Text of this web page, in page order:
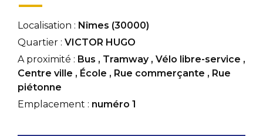
Localisation : Nîmes (30000)
Quartier : VICTOR HUGO
A proximité : Bus , Tramway , Vélo libre-service ,
Centre ville , École , Rue commerçante , Rue
piétonne
Emplacement : numéro 1